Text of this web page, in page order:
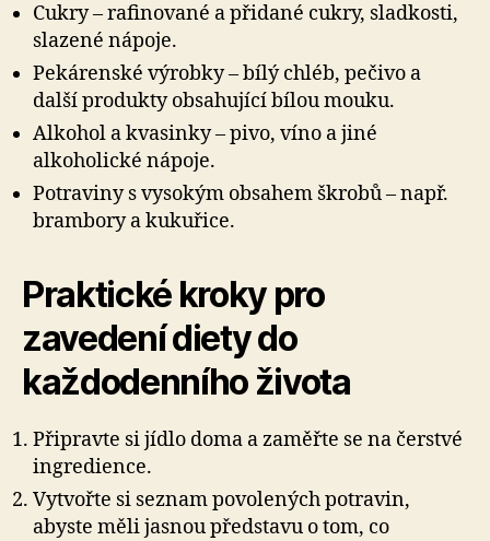
Cukry – rafinované a přidané cukry, sladkosti,
slazené nápoje.
Pekárenské výrobky – bílý chléb, pečivo a
další produkty obsahující bílou mouku.
Alkohol a kvasinky – pivo, víno a jiné
alkoholické nápoje.
Potraviny s vysokým obsahem škrobů – např.
brambory a kukuřice.
Praktické kroky pro
zavedení diety do
každodenního života
Připravte si jídlo doma a zaměřte se na čerstvé
ingredience.
Vytvořte si seznam povolených potravin,
abyste měli jasnou představu o tom, co